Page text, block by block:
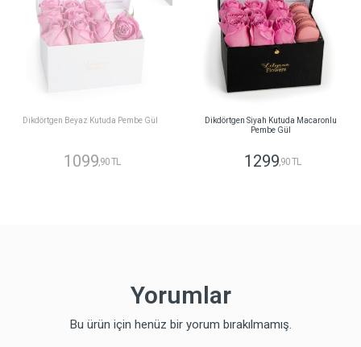
Dikdörtgen Beyaz Kutuda Pembe Gül
1099,90 TL
Dikdörtgen Siyah Kutuda Macaronlu
Pembe Gül
1299,90 TL
Yorumlar
Bu ürün için henüz bir yorum bırakılmamış.